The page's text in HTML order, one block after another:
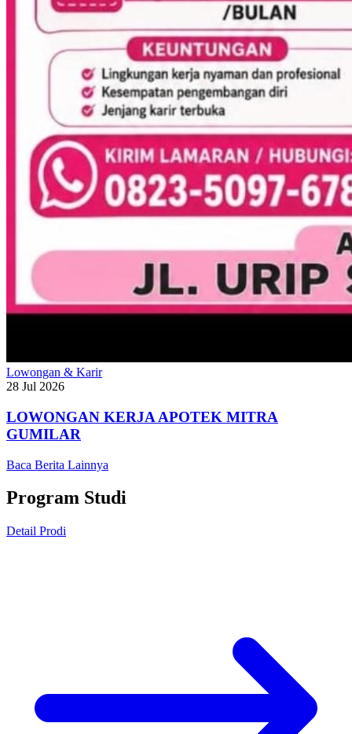
Lowongan & Karir
28 Jul 2026
LOWONGAN KERJA APOTEK MITRA
GUMILAR
Baca Berita Lainnya
Program Studi
Detail Prodi